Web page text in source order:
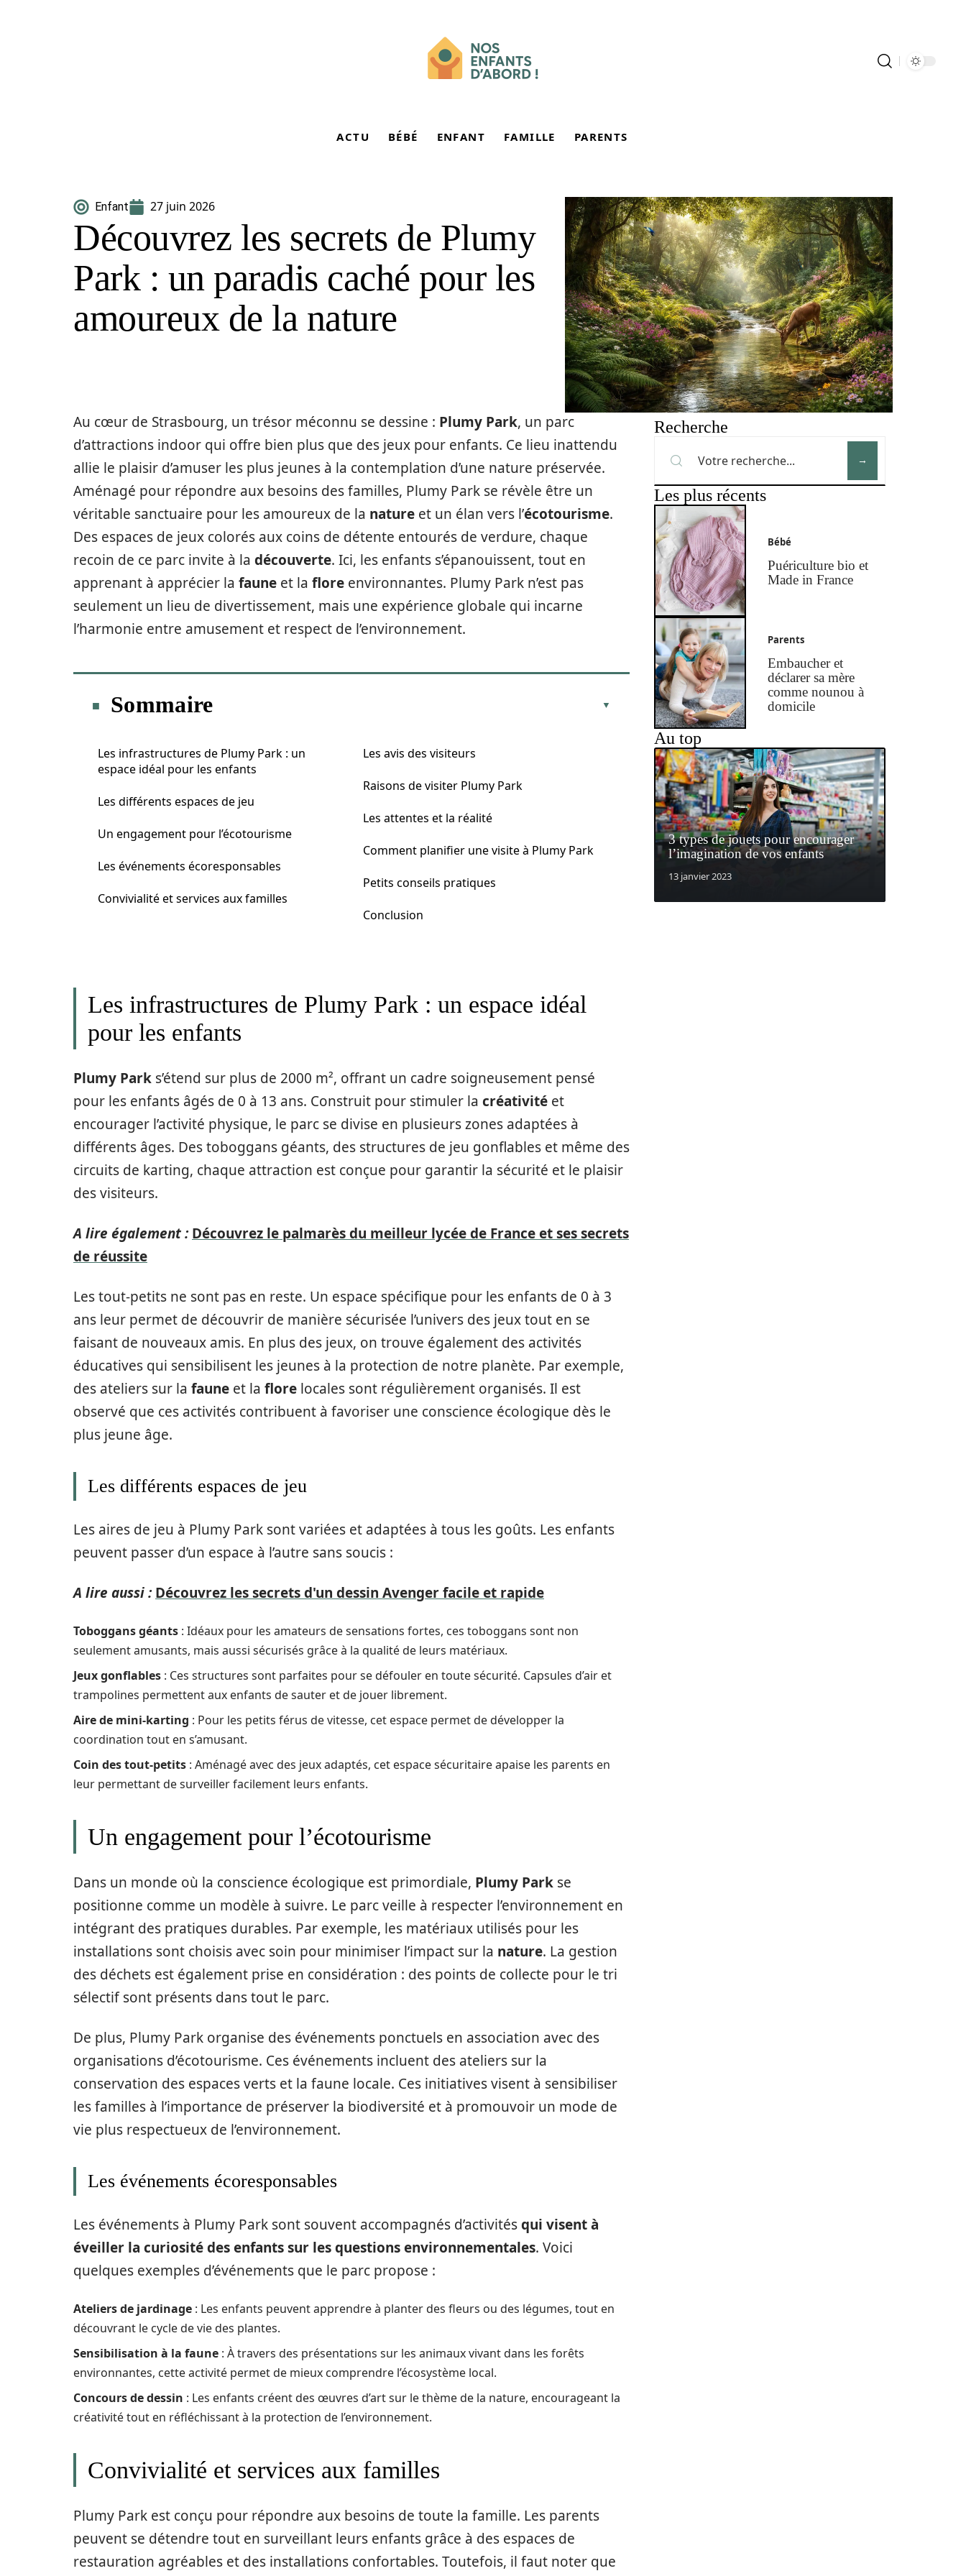
ACTU BÉBÉ ENFANT FAMILLE PARENTS
Enfant 27 juin 2026
Découvrez les secrets de Plumy
Park : un paradis caché pour les
amoureux de la nature
Au cœur de Strasbourg, un trésor méconnu se dessine : Plumy Park, un parc
d’attractions indoor qui offre bien plus que des jeux pour enfants. Ce lieu inattendu
allie le plaisir d’amuser les plus jeunes à la contemplation d’une nature préservée.
Aménagé pour répondre aux besoins des familles, Plumy Park se révèle être un
véritable sanctuaire pour les amoureux de la nature et un élan vers l’écotourisme.
Des espaces de jeux colorés aux coins de détente entourés de verdure, chaque
recoin de ce parc invite à la découverte. Ici, les enfants s’épanouissent, tout en
apprenant à apprécier la faune et la flore environnantes. Plumy Park n’est pas
seulement un lieu de divertissement, mais une expérience globale qui incarne
l’harmonie entre amusement et respect de l’environnement.
Sommaire
Les infrastructures de Plumy Park : un
espace idéal pour les enfants
Les différents espaces de jeu
Un engagement pour l’écotourisme
Les événements écoresponsables
Convivialité et services aux familles
Les avis des visiteurs
Raisons de visiter Plumy Park
Les attentes et la réalité
Comment planifier une visite à Plumy Park
Petits conseils pratiques
Conclusion
Les infrastructures de Plumy Park : un espace idéal
pour les enfants
Plumy Park s’étend sur plus de 2000 m², offrant un cadre soigneusement pensé
pour les enfants âgés de 0 à 13 ans. Construit pour stimuler la créativité et
encourager l’activité physique, le parc se divise en plusieurs zones adaptées à
différents âges. Des toboggans géants, des structures de jeu gonflables et même des
circuits de karting, chaque attraction est conçue pour garantir la sécurité et le plaisir
des visiteurs.
A lire également : Découvrez le palmarès du meilleur lycée de France et ses secrets
de réussite
Les tout-petits ne sont pas en reste. Un espace spécifique pour les enfants de 0 à 3
ans leur permet de découvrir de manière sécurisée l’univers des jeux tout en se
faisant de nouveaux amis. En plus des jeux, on trouve également des activités
éducatives qui sensibilisent les jeunes à la protection de notre planète. Par exemple,
des ateliers sur la faune et la flore locales sont régulièrement organisés. Il est
observé que ces activités contribuent à favoriser une conscience écologique dès le
plus jeune âge.
Les différents espaces de jeu
Les aires de jeu à Plumy Park sont variées et adaptées à tous les goûts. Les enfants
peuvent passer d’un espace à l’autre sans soucis :
A lire aussi : Découvrez les secrets d'un dessin Avenger facile et rapide
Toboggans géants : Idéaux pour les amateurs de sensations fortes, ces toboggans sont non
seulement amusants, mais aussi sécurisés grâce à la qualité de leurs matériaux.
Jeux gonflables : Ces structures sont parfaites pour se défouler en toute sécurité. Capsules d’air et
trampolines permettent aux enfants de sauter et de jouer librement.
Aire de mini-karting : Pour les petits férus de vitesse, cet espace permet de développer la
coordination tout en s’amusant.
Coin des tout-petits : Aménagé avec des jeux adaptés, cet espace sécuritaire apaise les parents en
leur permettant de surveiller facilement leurs enfants.
Un engagement pour l’écotourisme
Dans un monde où la conscience écologique est primordiale, Plumy Park se
positionne comme un modèle à suivre. Le parc veille à respecter l’environnement en
intégrant des pratiques durables. Par exemple, les matériaux utilisés pour les
installations sont choisis avec soin pour minimiser l’impact sur la nature. La gestion
des déchets est également prise en considération : des points de collecte pour le tri
sélectif sont présents dans tout le parc.
De plus, Plumy Park organise des événements ponctuels en association avec des
organisations d’écotourisme. Ces événements incluent des ateliers sur la
conservation des espaces verts et la faune locale. Ces initiatives visent à sensibiliser
les familles à l’importance de préserver la biodiversité et à promouvoir un mode de
vie plus respectueux de l’environnement.
Les événements écoresponsables
Les événements à Plumy Park sont souvent accompagnés d’activitésqui visent à
éveiller la curiosité des enfants sur les questions environnementales. Voici
quelques exemples d’événements que le parc propose :
Ateliers de jardinage : Les enfants peuvent apprendre à planter des fleurs ou des légumes, tout en
découvrant le cycle de vie des plantes.
Sensibilisation à la faune : À travers des présentations sur les animaux vivant dans les forêts
environnantes, cette activité permet de mieux comprendre l’écosystème local.
Concours de dessin : Les enfants créent des œuvres d’art sur le thème de la nature, encourageant la
créativité tout en réfléchissant à la protection de l’environnement.
Convivialité et services aux familles
Plumy Park est conçu pour répondre aux besoins de toute la famille. Les parents
peuvent se détendre tout en surveillant leurs enfants grâce à des espaces de
restauration agréables et des installations confortables. Toutefois, il faut noter que
Recherche
Les plus récents
Bébé
Puériculture bio et
Made in France
Parents
Embaucher et
déclarer sa mère
comme nounou à
domicile
Au top
3 types de jouets pour encourager
l’imagination de vos enfants
13 janvier 2023